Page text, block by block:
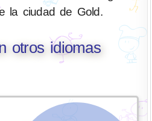
la ciudad de Gold.
otros idiomas